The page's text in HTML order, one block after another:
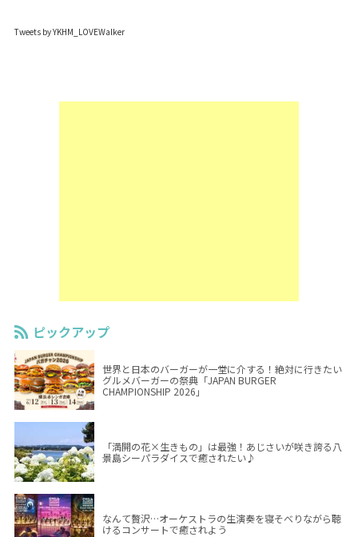
Tweets by YKHM_LOVEWalker
ピックアップ
世界と日本のバーガーが一堂に介する！絶対に行きたい
グルメバーガーの祭典「JAPAN BURGER
CHAMPIONSHIP 2026」
「満開の花×生きもの」は最強！あじさいが咲き誇る八
景島シーパラダイスで癒されたい♪
なんて贅沢…オーケストラの生演奏を寝そべりながら聴
けるコンサートで癒されよう